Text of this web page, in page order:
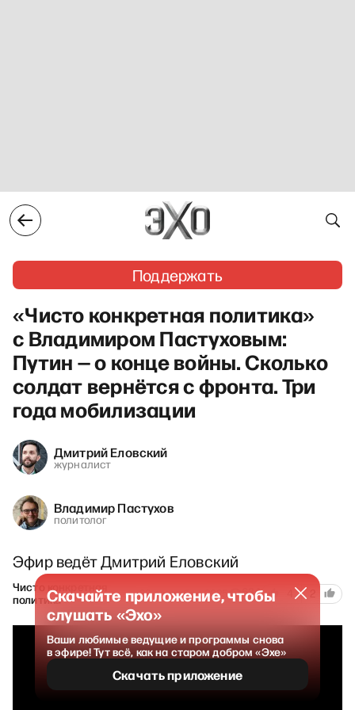
Поддержать
«Чисто конкретная политика»
с Владимиром Пастуховым:
Путин — о конце войны. Сколько
солдат вернётся с фронта. Три
года мобилизации
Дмитрий Еловский
журналист
Владимир Пастухов
политолог
Эфир ведёт Дмитрий Еловский
Чисто конкретная
политика
22 сентября 2025 634
Скачайте приложение, чтобы
слушать «Эхо»
Ваши любимые ведущие и программы снова
в эфире! Тут всё, как на старом добром «Эхе»
Скачать приложение